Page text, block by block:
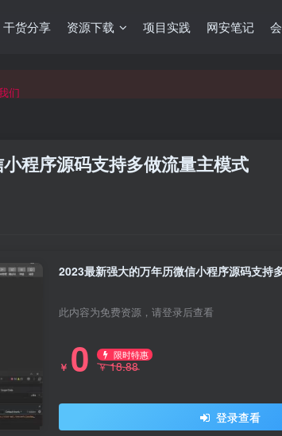
干货分享 资源下载 项目实践 网安笔记
们
程序源码支持多做流量主模式
2023最新强大的万年历微信小程序源码支持
此内容为免费资源，请登录后查看
￥ 0 限时特惠
￥18.88
登录查看